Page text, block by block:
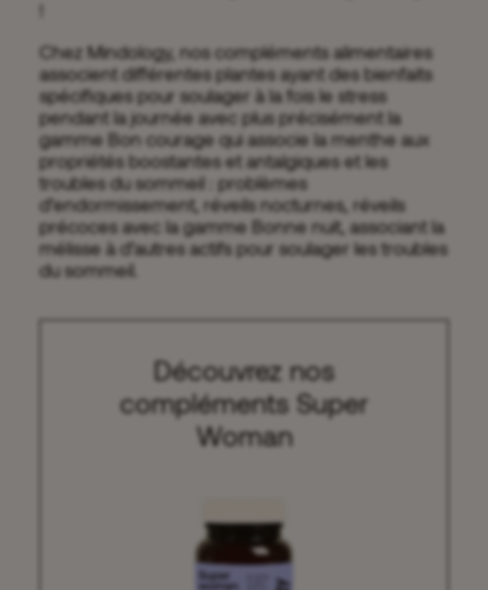
Chez Mindology, nos compléments alimentaires
associent différentes plantes ayant des bienfaits
spécifiques pour soulager à la fois le stress
pendant la journée avec plus précisément la
gamme Bon courage qui associe la menthe aux
propriétés boostantes et antalgiques et les
troubles du sommeil : problèmes
d’endormissement, réveils nocturnes, réveils
précoces avec la gamme Bonne nuit, associant la
mélisse à d’autres actifs pour soulager les troubles
du sommeil.
Découvrez nos
compléments Super
Woman